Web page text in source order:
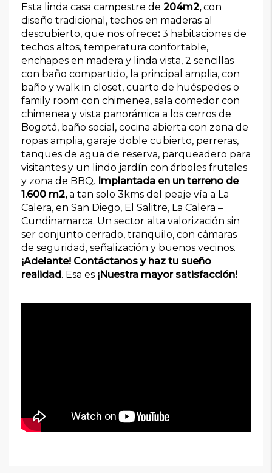
Esta linda casa campestre de 204m2,con
diseño tradicional, techos en maderas al
descubierto, que nos ofrece:3 habitaciones de
techos altos, temperatura confortable,
enchapes en madera y linda vista, 2 sencillas
con baño compartido, la principal amplia, con
baño y walk in closet, cuarto de huéspedes o
family room con chimenea, sala comedor con
chimenea y vista panorámica a los cerros de
Bogotá, baño social, cocina abierta con zona de
ropas amplia, garaje doble cubierto, perreras,
tanques de agua de reserva, parqueadero para
visitantes y un lindo jardín con árboles frutales
y zona de BBQ. Implantada en un terreno de
1.600 m2,a tan solo 3kms del peaje vía a La
Calera, en San Diego, El Salitre, La Calera –
Cundinamarca. Un sector alta valorización sin
ser conjunto cerrado, tranquilo, con cámaras
de seguridad, señalización y buenos vecinos.
¡Adelante! Contáctanos y haz tu sueño
realidad. Esa es ¡Nuestra mayor satisfacción!